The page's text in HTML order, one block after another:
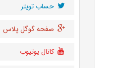
حساب تويتر
صفحه گوگل پلاس
کانال یوتیوب